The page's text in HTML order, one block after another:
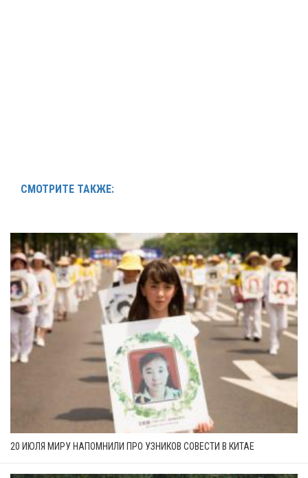
СМОТРИТЕ ТАКЖЕ:
20 ИЮЛЯ МИРУ НАПОМНИЛИ ПРО УЗНИКОВ СОВЕСТИ В КИТАЕ